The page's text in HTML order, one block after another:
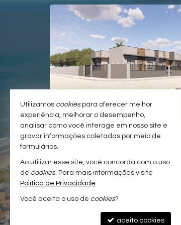
#350
NAVEGANTES -MEIA PRAIA
R$ 425.000,
Utilizamos cookiespara oferecer melhor
experiência, melhorar o desempenho,
analisar como você interage em nosso site e
gravar informações coletadas por meio de
formulários.
Ao utilizar esse site, você concorda com o uso
de cookies. Para mais informações visite
Política de Privacidade.
Você aceita o uso de cookies?
aceito cookies